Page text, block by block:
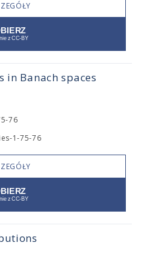
in Banach spaces
76
1-75-76